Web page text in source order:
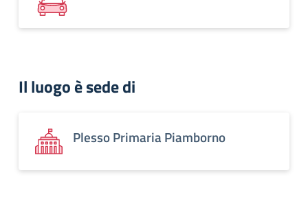
Il luogo è sede di
Plesso Primaria Piamborno